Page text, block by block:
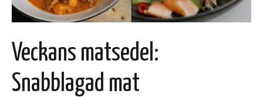
Veckans matsedel:
Snabblagad mat